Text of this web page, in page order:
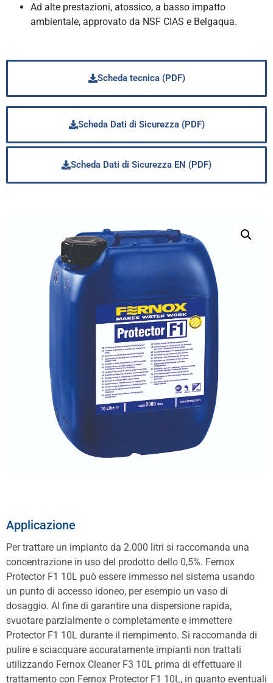
Ad alte prestazioni, atossico, a basso impatto
ambientale, approvato da NSF CIAS e Belgaqua.
Scheda tecnica (PDF)
Scheda Dati di Sicurezza (PDF)
Scheda Dati di Sicurezza EN (PDF)
Applicazione
Per trattare un impianto da 2.000 litri si raccomanda una
concentrazione in uso del prodotto dello 0,5%. Fernox
Protector F1 10L può essere immesso nel sistema usando
un punto di accesso idoneo, per esempio un vaso di
dosaggio. Al fine di garantire una dispersione rapida,
svuotare parzialmente o completamente e immettere
Protector F1 10L durante il riempimento. Si raccomanda di
pulire e sciacquare accuratamente impianti non trattati
utilizzando Fernox Cleaner F3 10L prima di effettuare il
trattamento con Fernox Protector F1 10L, in quanto eventuali